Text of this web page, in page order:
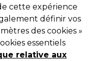
Slant Tweezer
cette expérience
définir vos
des cookies »
essentiels
relative aux